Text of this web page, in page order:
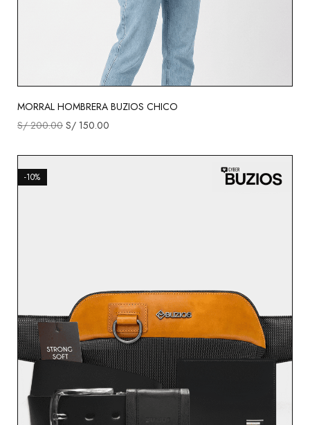
MORRAL HOMBRERA BUZIOS CHICO
S/200.00 S/ 150.00
-10%